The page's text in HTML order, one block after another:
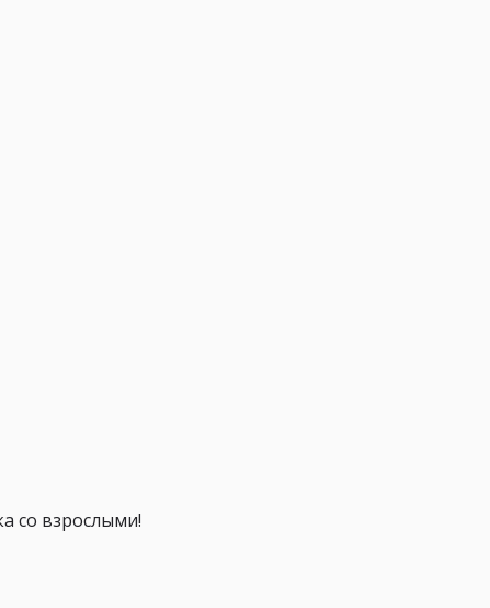
со взрослыми!